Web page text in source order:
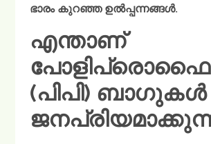
ഭാരം കുറഞ്ഞ ഉൽപ്പന്നങ്ങൾ.
എന്താണ്
(പിപി) ബാഗുകൾ